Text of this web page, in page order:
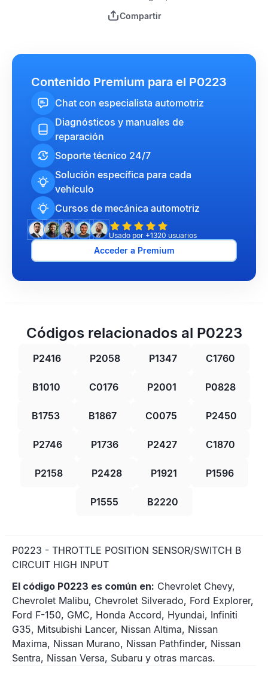
Compartir
Contenido Premium para el P0223
Chat con especialista automotriz
Diagnósticos y manuales de
reparación
Soporte técnico 24/7
Solución específica para cada
vehículo
Cursos de mecánica automotriz
Usado por +1320 usuarios
Acceder a Premium
Códigos relacionados al P0223
P2416 P2058 P1347 C1760
B1010 C0176 P2001 P0828
B1753 B1867 C0075 P2450
P2746 P1736 P2427 C1870
P2158 P2428 P1921 P1596
P1555 B2220
P0223 - THROTTLE POSITION SENSOR/SWITCH B
CIRCUIT HIGH INPUT
El código P0223 es común en: Chevrolet Chevy,
Chevrolet Malibu, Chevrolet Silverado, Ford Explorer,
Ford F-150, GMC, Honda Accord, Hyundai, Infiniti
G35, Mitsubishi Lancer, Nissan Altima, Nissan
Maxima, Nissan Murano, Nissan Pathfinder, Nissan
Sentra, Nissan Versa, Subaru y otras marcas.